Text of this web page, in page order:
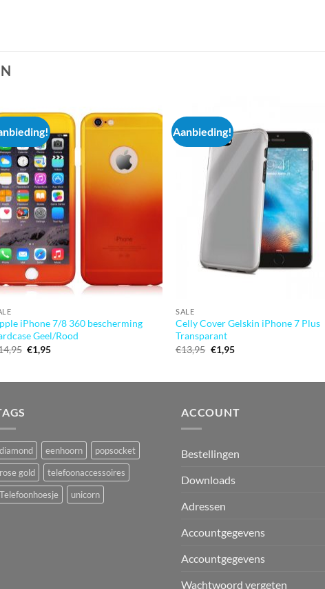
iPhone 7/8 360 bescherming
Geel/Rood
Oorspronkelijke
prijs
€1,95Huidige
Aanbieding!
SALE
Celly Cover Gelskin iPhone 7 Plus
Transparant
€13,95 Oorspronkelijke
prijs
€1,95Huidige
diamond eenhoorn
popsocket
rose gold
telefoonaccessoires
Telefoonhoesje
unicorn
ACCOUNT
Bestellingen
Downloads
Adressen
Accountgegevens
Accountgegevens
Wachtwoord vergeten